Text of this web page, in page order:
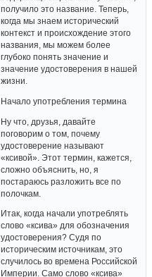
получило это название. Теперь,
когда мы знаем исторический
контекст и происхождение этого
названия, мы можем более
глубоко понять значение и
значение удостоверения в нашей
жизни.
Начало употребления термина
Ну что, друзья, давайте
поговорим о том, почему
удостоверение называют
«ксивой». Этот термин, кажется,
сложно объяснить, но, я
постараюсь разложить все по
полочкам.
Итак, когда начали употреблять
слово «ксива» для обозначения
удостоверения? Судя по
историческим источникам, это
случилось во времена Российской
Империи. Само слово «ксива»